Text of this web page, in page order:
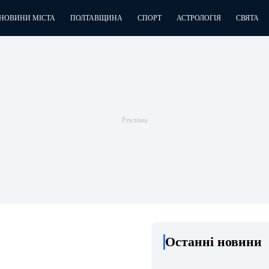
МІСТА ПОЛТАВЩИНА СПОРТ АСТРОЛОГІЯ СВЯТА
Останні новини